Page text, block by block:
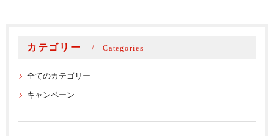
カテゴリー Categories
全てのカテゴリー
キャンペーン